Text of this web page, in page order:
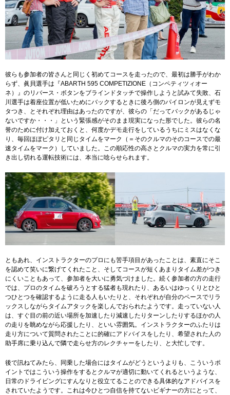
彼らも参加者の皆さんと同じく初めてコースを走ったので、最初は勝手がわか
らず、眞貝選手は『ABARTH 595 COMPETIZIONE（コンペティツィオー
ネ）』のリバース・ボタンをブラインドタッチで操作しようと試みて失敗、石
川選手は着座位置が低いためにバックするときに後ろ側のパイロンが見えずモ
タつき、とそれぞれ理由はあったのですが、彼らの「だってバックがあるじゃ
ないですか・・・」という緊張感がそのまま現実になった形でした。彼らの名
誉のために付け加えておくと、何度かデモ走行をしているうちにミスはなくな
り、毎回ほぼピタリと同じタイムをマーク（＝そのクルマのそのコースでの最
速タイムをマーク）していました。この順応性の高さとクルマの実力を常に引
き出し切れる運転技術には、本当に唸らせられます。
ともあれ、インストラクターのプロにも苦手項目があったことは、素直にそこ
を認めて笑いに繋げてくれたこと、そしてコースが短くあまりタイム差がつき
にくいこともあって、参加者を大いに勇気づけました。続く参加者の方の走行
では、プロのタイムを破ろうとする猛者も現れたり、あるいはゆっくりとひと
つひとつを確認するように走る人もいたりと、それぞれが自分のペースでリラ
ックスしながらタイムアタックを楽しんでおられたようです。走っていない人
は、すぐ目の前の近い場所を加速したり減速したりターンしたりするほかの人
の走りを眺めながら応援したり、といい雰囲気。インストラクターのふたりは
走り方について質問されたことに的確にアドバイスをしたり、希望された人の
助手席に乗り込んで隣で走らせ方のレクチャーをしたり、と大忙しです。
後で訊ねてみたら、同乗した場合にはタイムがどうというよりも、こういうポ
イントではこういう操作をするとクルマが適切に動いてくれるというような、
日常のドライビングにすんなりと役立てることのできる具体的なアドバイスを
されていたようです。これは今ひとつ自信を持てないビギナーの方にとって、